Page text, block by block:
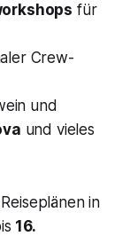
für
Crew-
und
und vieles
in
16.